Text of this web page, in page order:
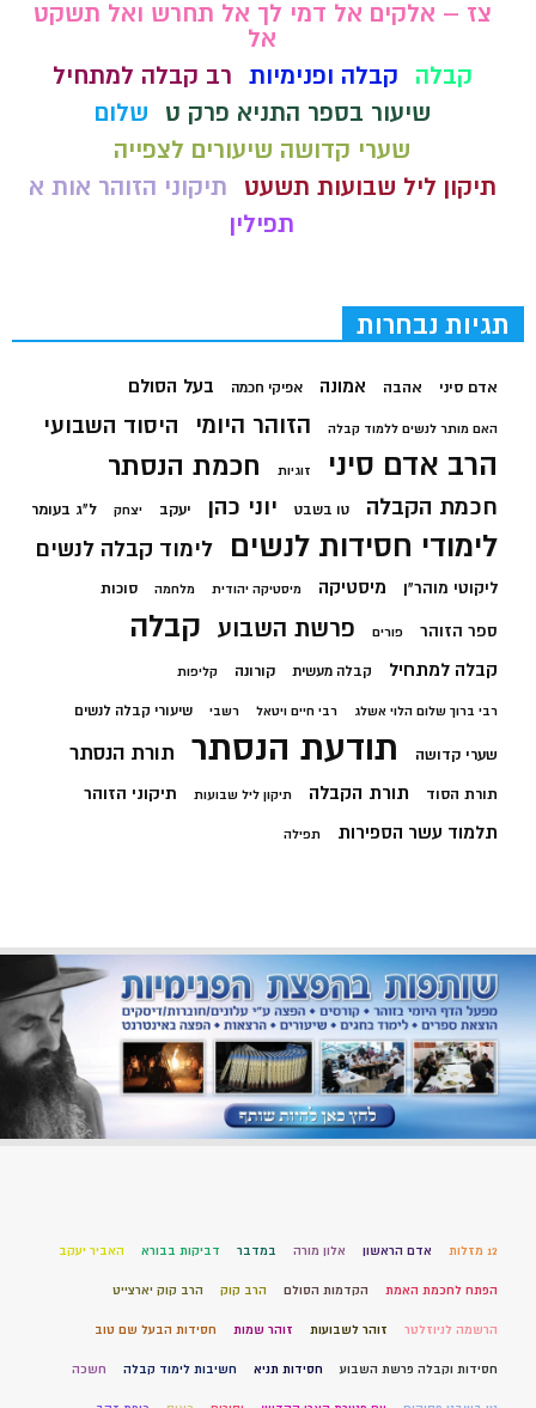
צז – אלקים אל דמי לך אל תחרש ואל תשקט
אל
קבלה
קבלה ופנימיות רב קבלה למתחיל
שיעור בספר התניא פרק ט
שלום
שערי קדושה שיעורים לצפייה
תיקון ליל שבועות תשעט
תיקוני הזוהר אות א
תפילין
תגיות נבחרות
אדם סיני אהבה אמונה אפיקי חכמה בעל הסולם
האם מותר לנשים ללמוד קבלה הזוהר היומי היסוד השבועי
הרב אדם סיני זוגיות חכמת הנסתר
חכמת הקבלה טו בשבט יוני כהן יעקב יצחק ל"ג בעומר
לימודי חסידות לנשים לימוד קבלה לנשים
ליקוטי מוהר"ן מיסטיקה מיסטיקה יהודית מלחמה סוכות
ספר הזוהר פורים פרשת השבוע קבלה
קבלה למתחיל קבלה מעשית קורונה קליפות
רבי ברוך שלום הלוי אשלג רבי חיים ויטאל רשבי שיעורי קבלה לנשים
שערי קדושה תודעת הנסתר תורת הנסתר
תורת הסוד תורת הקבלה תיקון ליל שבועות תיקוני הזוהר
תלמוד עשר הספירות תפילה
12 מזלות אדם הראשון אלון מורה במדבר דביקות בבורא האביר יעקב
הפתח לחכמת האמת הקדמות הסולם הרב קוק הרב קוק יארצייט
הרשמה לניוזלטר זוהר לשבועות זוהר שמות חסידות הבעל שם טוב
חסידות וקבלה פרשת השבוע חסידות תניא חשיבות לימוד קבלה חשכה